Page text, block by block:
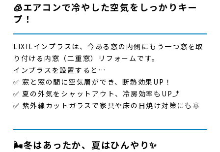
🧊エアコンで冷やした空気をしっかりキー
プ！
LIXILインプラス は、今ある窓の内側にもう一つ窓を取
り付ける 内窓（二重窓）リフォーム です。
インプラスを設置すると…
✅ 窓と窓の間に空気層ができ、断熱効果UP！
✅ 夏の外気をシャットアウト、冷房効率もUP⤴️
✅ 紫外線カットガラスで家具や床の日焼け対策にも🌞
🌬️冬はあったか、夏はひんやり✨